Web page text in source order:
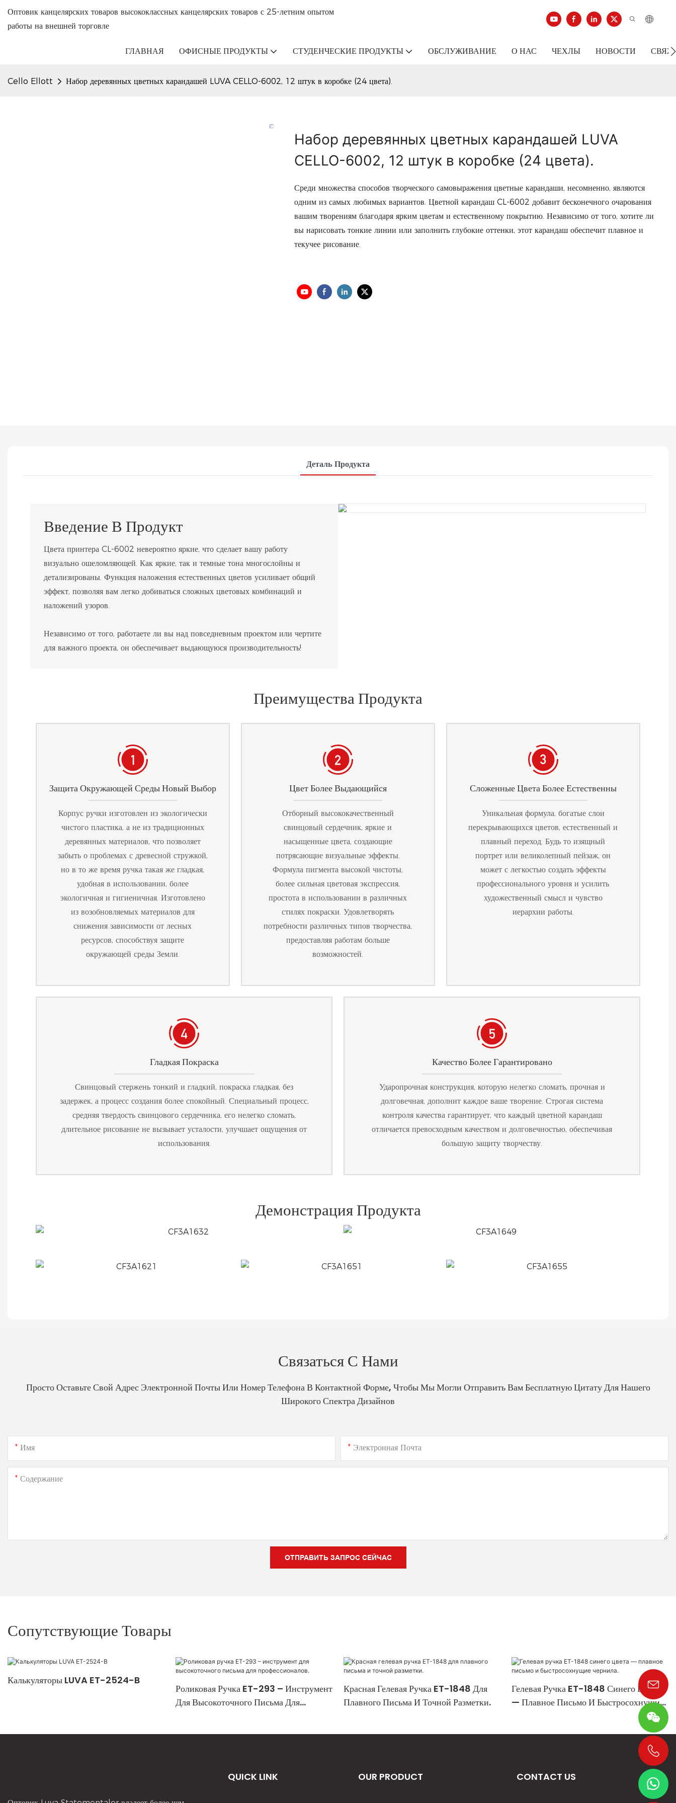
Оптовик канцелярских товаров высококлассных канцелярских товаров с 25-летним опытом
работы на внешней торговле
ГЛАВНАЯ ОФИСНЫЕ ПРОДУКТЫ СТУДЕНЧЕСКИЕ ПРОДУКТЫ ОБСЛУЖИВАНИЕ О НАС ЧЕХЛЫ НОВОСТИ
Cello Ellott Набор деревянных цветных карандашей LUVA CELLO-6002, 12 штук в коробке (24 цвета).
Набор деревянных цветных карандашей LUVA
CELLO-6002, 12 штук в коробке (24 цвета).
Среди множества способов творческого самовыражения цветные карандаши, несомненно, являются
одним из самых любимых вариантов. Цветной карандаш CL-6002 добавит бесконечного очарования
вашим творениям благодаря ярким цветам и естественному покрытию. Независимо от того, хотите ли
вы нарисовать тонкие линии или заполнить глубокие оттенки, этот карандаш обеспечит плавное и
текучее рисование.
Деталь Продукта
Введение В Продукт
Цвета принтера CL-6002 невероятно яркие, что сделает вашу работу
визуально ошеломляющей. Как яркие, так и темные тона многослойны и
детализированы. Функция наложения естественных цветов усиливает общий
эффект, позволяя вам легко добиваться сложных цветовых комбинаций и
наложений узоров.
Независимо от того, работаете ли вы над повседневным проектом или чертите
для важного проекта, он обеспечивает выдающуюся производительность!
Преимущества Продукта
Защита Окружающей Среды Новый Выбор
Корпус ручки изготовлен из экологически
чистого пластика, а не из традиционных
деревянных материалов, что позволяет
забыть о проблемах с древесной стружкой,
но в то же время ручка такая же гладкая,
удобная в использовании, более
экологичная и гигиеничная. Изготовлено
из возобновляемых материалов для
снижения зависимости от лесных
ресурсов, способствуя защите
окружающей среды Земли.
Цвет Более Выдающийся
Отборный высококачественный
свинцовый сердечник, яркие и
насыщенные цвета, создающие
потрясающие визуальные эффекты.
Формула пигмента высокой чистоты,
более сильная цветовая экспрессия,
простота в использовании в различных
стилях покраски. Удовлетворять
потребности различных типов творчества,
предоставляя работам больше
возможностей.
Сложенные Цвета Более Естественны
Уникальная формула, богатые слои
перекрывающихся цветов, естественный и
плавный переход. Будь то изящный
портрет или великолепный пейзаж, он
может с легкостью создать эффекты
профессионального уровня и усилить
художественный смысл и чувство
иерархии работы.
Гладкая Покраска
Свинцовый стержень тонкий и гладкий, покраска гладкая, без
задержек, а процесс создания более спокойный. Специальный процесс,
средняя твердость свинцового сердечника, его нелегко сломать,
длительное рисование не вызывает усталости, улучшает ощущения от
использования.
Качество Более Гарантировано
Ударопрочная конструкция, которую нелегко сломать, прочная и
долговечная, дополнит каждое ваше творение. Строгая система
контроля качества гарантирует, что каждый цветной карандаш
отличается превосходным качеством и долговечностью, обеспечивая
большую защиту творчеству.
Демонстрация Продукта
Связаться С Нами
Просто Оставьте Свой Адрес Электронной Почты Или Номер Телефона В Контактной Форме, Чтобы Мы Могли Отправить Вам Бесплатную Цитату Для Нашего
Широкого Спектра Дизайнов
Имя Электронная Почта
Содержание
ОТПРАВИТЬ ЗАПРОС СЕЙЧАС
Сопутствующие Товары
Калькуляторы LUVA ET-2524-B
Роликовая Ручка ET-293 – Инструмент
Для Высокоточного Письма Для
Красная Гелевая Ручка ET-1848 Для
Плавного Письма И Точной Разметки.
Гелевая Ручка ET-1848 Синего Цвета
— Плавное Письмо И Быстросохнущие
QUICK LINK OUR PRODUCT CONTACT US